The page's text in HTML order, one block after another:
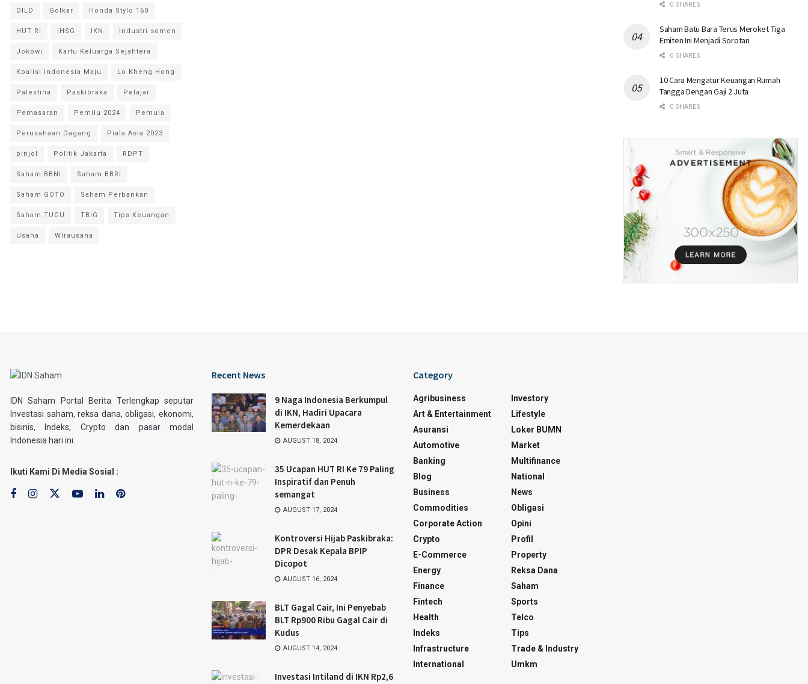
DILD Golkar Honda Stylo 160
HUT RI IHSG IKN Industri semen
Jokowi Kartu Keluarga Sejahtera
Koalisi Indonesia Maju Lo Kheng Hong
Palestina Paskibraka Pelajar
Pemasaran Pemilu 2024 Pemula
Perusahaan Dagang Piala Asia 2023
pinjol Politik Jakarta RDPT
Saham BBNI Saham BBRI
Saham GOTO Saham Perbankan
Saham TUGU TBIG Tips Keuangan
Usaha Wirausaha
0 SHARES
Saham Batu Bara Terus Meroket Tiga
Emiten Ini Menjadi Sorotan
0 SHARES
10 Cara Mengatur Keuangan Rumah
Tangga Dengan Gaji 2 Juta
0 SHARES
IDN Saham Portal Berita Terlengkap seputar
Investasi saham, reksa dana, obligasi, ekonomi,
bisinis, Indeks, Crypto dan pasar modal
Indonesia hari ini.
Ikuti Kami Di Media Sosial :
Recent News
9 Naga Indonesia Berkumpul
di IKN, Hadiri Upacara
Kemerdekaan
AUGUST 18, 2024
35 Ucapan HUT RI Ke 79 Paling
Inspiratif dan Penuh
semangat
AUGUST 17, 2024
Kontroversi Hijab Paskibraka:
DPR Desak Kepala BPIP
Dicopot
AUGUST 16, 2024
BLT Gagal Cair, Ini Penyebab
BLT Rp900 Ribu Gagal Cair di
Kudus
AUGUST 14, 2024
Investasi Intiland di IKN Rp2,6
Category
Agribusiness
Art & Entertainment
Asuransi
Automotive
Banking
Blog
Business
Commodities
Corporate Action
Crypto
E-Commerce
Energy
Finance
Fintech
Health
Indeks
Infrastructure
International
Investory
Lifestyle
Loker BUMN
Market
Multifinance
National
News
Obligasi
Opini
Profil
Property
Reksa Dana
Saham
Sports
Telco
Tips
Trade & Industry
Umkm